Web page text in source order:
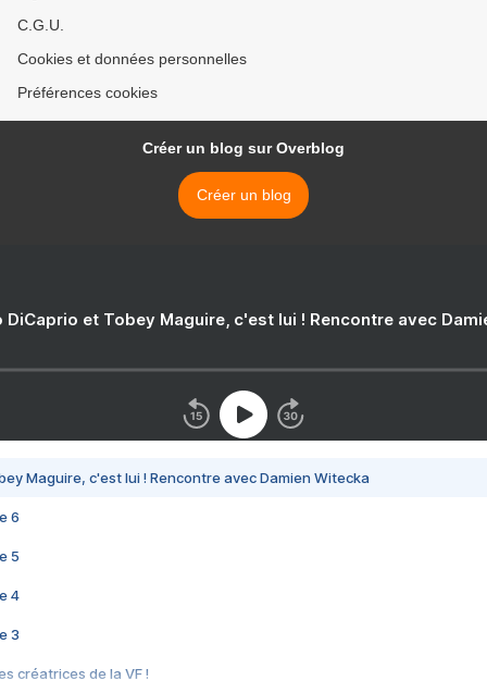
C.G.U.
Cookies et données personnelles
Préférences cookies
Créer un blog sur Overblog
Créer un blog
DiCaprio et Tobey Maguire, c'est lui ! Rencontre avec
Maguire, c'est lui ! Rencontre avec Damien Witecka
6
5
4
3
créatrices de la VF !